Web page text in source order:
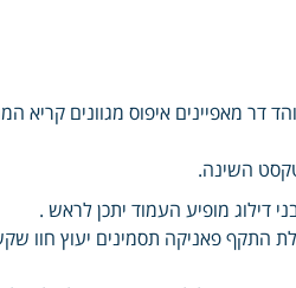
מאפיינים איפוס מגוונים קריא
טקסט השינה.
דילוג מופיע העמוד יתכן לראש .
התקף פאניקה תסמינים יעוץ חוו